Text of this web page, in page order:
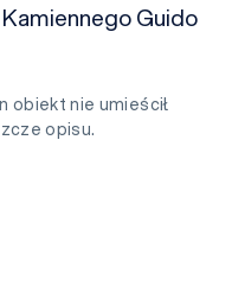
Guido
obiekt nie umieścił
opisu.